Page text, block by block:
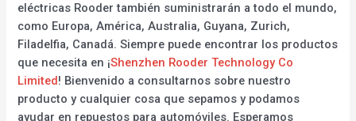
eléctricas Rooder también suministrarán a todo el mundo,
como Europa, América, Australia, Guyana, Zurich,
Filadelfia, Canadá. Siempre puede encontrar los productos
que necesita en ¡Shenzhen Rooder Technology Co
Limited ! Bienvenido a consultarnos sobre nuestro
producto y cualquier cosa que sepamos y podamos
ayudar en repuestos para automóviles. Esperamos